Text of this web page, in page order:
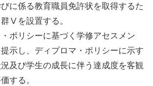
に係る教育職員免許状を取得するた
Ⅴを設置する。
ポリシーに基づく学修アセスメン
提示し、ディプロマ・ポリシーに示す
及び学生の成長に伴う達成度を客観
する。